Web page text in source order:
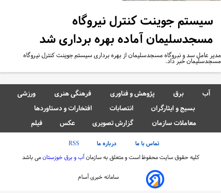
سیستم جوینت کنترل نیروگاه
مسجدسلیمان آماده بهره برداری شد
عامل سد و نبروگاه مسجدسلیمان از بهره برداری سیستم جوینت کنترل نیروگاه
خبر داد.
آب برق پژوهش و فناوری فرهنگی هنری
ورزشی
بسیج و ایثارگران
انتصابات
افتخارات و دستاوردها
معاملات سازمان
گزارش تصویری عکس فیلم
تماس با ما درباره ما
RSS
کلیه حقوق سایت محفوظ است و متعلق به سازمانآب و برق خوزستانمی باشد
سامانه خبری آسام